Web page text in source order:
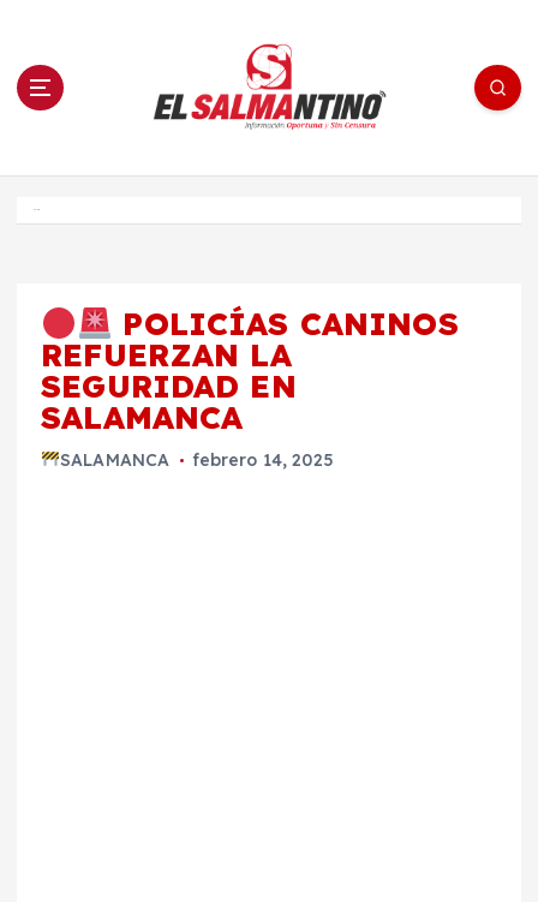
n El Salmantino - medios/noticias/editorial
POLICÍAS CANINOS
REFUERZAN LA
SEGURIDAD EN
SALAMANCA
SALAMANCA febrero 14, 2025